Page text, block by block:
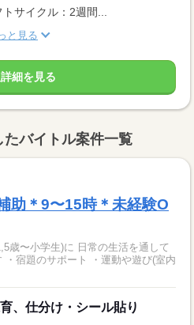
サイクル：2週間...
と見る
細を見る
バイトル案件一覧
助＊9〜15時＊未経験O
歳〜小学生)に 日常の生活を通して
・宿題のサポート ・運動や遊び(室内
、仕分け・シール貼り